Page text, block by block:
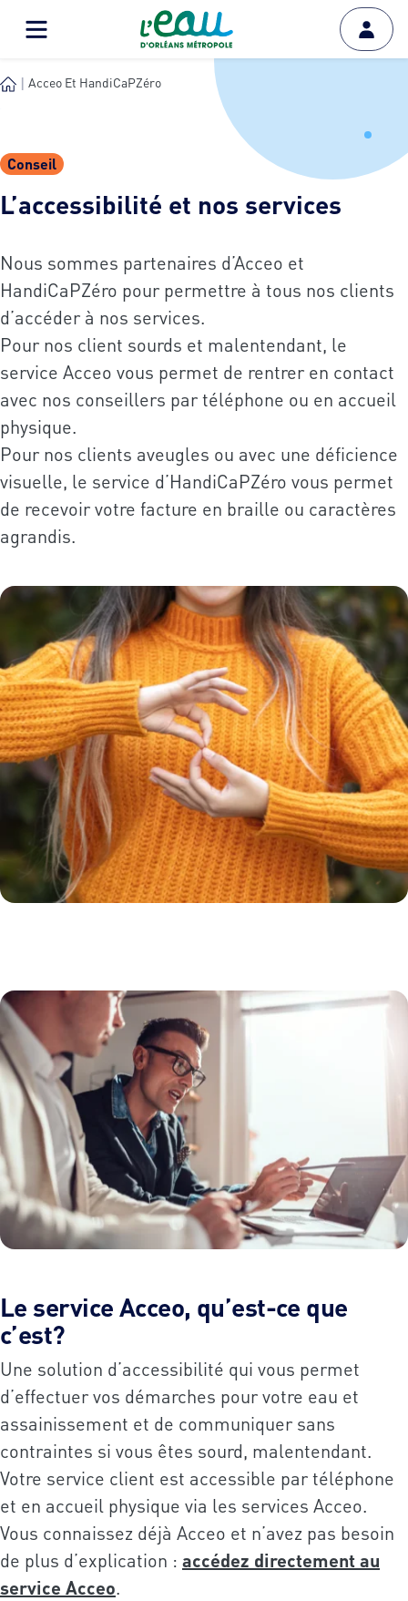
Acceo Et HandiCaPZéro
Conseil
L’accessibilité et nos services
Nous sommes partenaires d’Acceo et
HandiCaPZéro pour permettre à tous nos clients
d’accéder à nos services.
Pour nos client sourds et malentendant, le
service Acceo vous permet de rentrer en contact
avec nos conseillers par téléphone ou en accueil
physique.
Pour nos clients aveugles ou avec une déficience
visuelle, le service d’HandiCaPZéro vous permet
de recevoir votre facture en braille ou caractères
agrandis.
Le service Acceo, qu’est-ce que
c’est?
Une solution d’accessibilité qui vous permet
d’effectuer vos démarches pour votre eau et
assainissement et de communiquer sans
contraintes si vous êtes sourd, malentendant.
Votre service client est accessible par téléphone
et en accueil physique via les services Acceo.
Vous connaissez déjà Acceo et n’avez pas besoin
de plus d’explication : accédez directement au
service Acceo.